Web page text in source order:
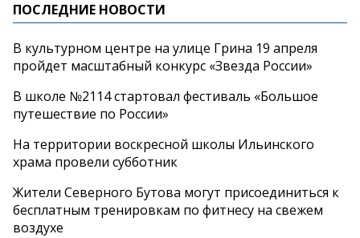
ПОСЛЕДНИЕ НОВОСТИ
В культурном центре на улице Грина 19 апреля
пройдет масштабный конкурс «Звезда России»
В школе №2114 стартовал фестиваль «Большое
путешествие по России»
На территории воскресной школы Ильинского
храма провели субботник
Жители Северного Бутова могут присоединиться к
бесплатным тренировкам по фитнесу на свежем
воздухе